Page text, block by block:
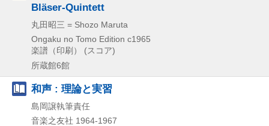
Bläser-Quintett
丸田昭三 = Shozo Maruta
Ongaku no Tomo Edition c1965
楽譜（印刷） (スコア)
所蔵館6館
和声 : 理論と実習
島岡譲執筆責任
音楽之友社 1964-1967